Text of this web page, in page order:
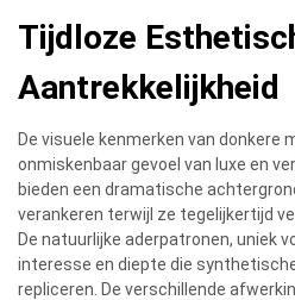
Tijdloze
Aantrekkelijkheid
De visuele kenmerken van donkere
onmiskenbaar gevoel van luxe en
bieden een dramatische
verankeren terwijl ze tegelijkertijd
De natuurlijke aderpatronen, uniek
interesse en diepte die
repliceren. De verschillende